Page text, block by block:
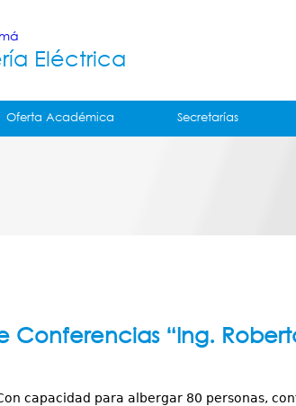
Eléctrica
Oferta Académica Secretarías
Conferencias “Ing.
capacidad para albergar 80 personas,